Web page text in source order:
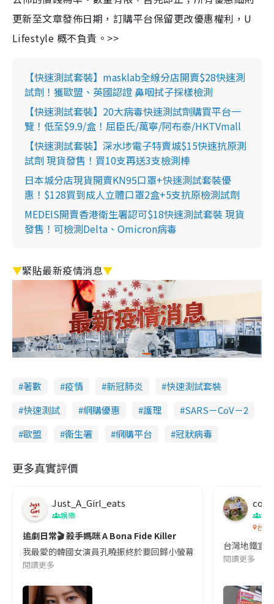
更新至文章發佈日期，訂購平台保留更改優惠權利，U
Lifestyle 概不負責。>>
【快速測試套裝】masklab全線分店開賣$28快速測
試劑！獲歐盟、英國認證 鼻咽拭子採樣檢測
【快速測試套裝】20大病毒快速測試劑購買平台一
覽！低至$9.9/盒！屈臣氏/萬寧/阿布泰/HKTVmall
【快速測試套裝】深水埗電子特賣城$15快速抗原測
試劑 現貨發售！買10支再送3支檢測棒
日本城分店現貨開賣KN95口罩+快速測試套裝優
惠！$128買到成人立體口罩2盒+5支抗原檢測試劑
MEDEIS開賣香港衛生署認可$18快速測試套裝 現貨
發售！可檢測Delta、Omicron病毒
▼緊貼最新疫情消息▼
著數 疫情 新冠肺炎
快速測試套裝
快速測試
網購優惠 護理
SARS－CoV－2
歐盟
衞生署 網購平台 冠狀病毒
更多真實評價
Just_A_Girl_eats
娛樂
追劇日常🎬 殺手媽咪 A Bona Fide Killer
我最愛的韓國女演員孔曉振終於要回歸小螢幕啦!這次的劇本改編
閱讀更多
co
吹
台灣
台灣地鐵宣
閱讀更多